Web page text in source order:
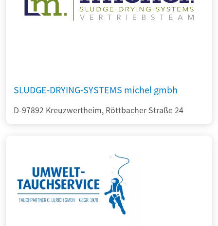
SLUDGE-DRYING-SYSTEMS michel gmbh
D-97892 Kreuzwertheim, Röttbacher Straße 24